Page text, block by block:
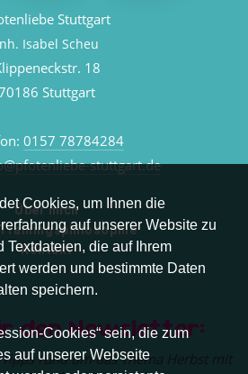
Cookies, um Ihnen die
auf unserer Website zu
Textdateien, die auf Ihrem
werden und bestimmte Daten
speichern.
Cookies“ sein, die zum
auf unserer Webseite
Stuttgart
Isabel Scheu
18
Stuttgart
0157 78784284
stuttgart.de
Über mich
Kontakt
den Newsletter:
rund um das Thema Herbst mit